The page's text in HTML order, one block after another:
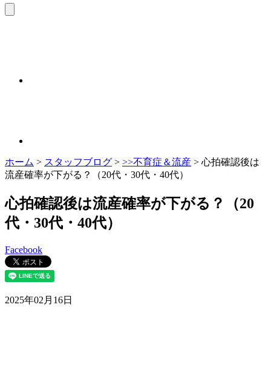
ホーム > スタッフブログ > >>不育症＆流産 > 心拍確認後は
流産確率が下がる？（20代・30代・40代）
心拍確認後は流産確率が下がる？（20
代・30代・40代）
Facebook
2025年02月16日